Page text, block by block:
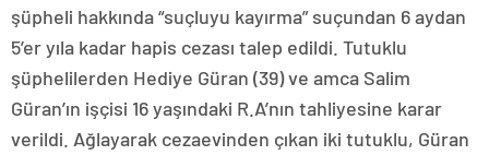
şüpheli hakkında “suçluyu kayırma” suçundan 6 aydan
5’er yıla kadar hapis cezası talep edildi. Tutuklu
şüphelilerden Hediye Güran (39) ve amca Salim
Güran’ın işçisi 16 yaşındaki R.A’nın tahliyesine karar
verildi. Ağlayarak cezaevinden çıkan iki tutuklu, Güran